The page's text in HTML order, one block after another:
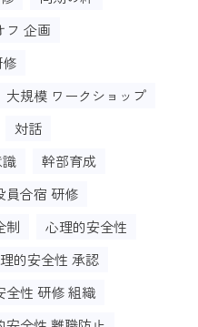
フ 企画
大規模 ワークショップ
対話
幹部育成
員合宿 研修
制
心理的安全性
的安全性 承認
全性 研修 組織